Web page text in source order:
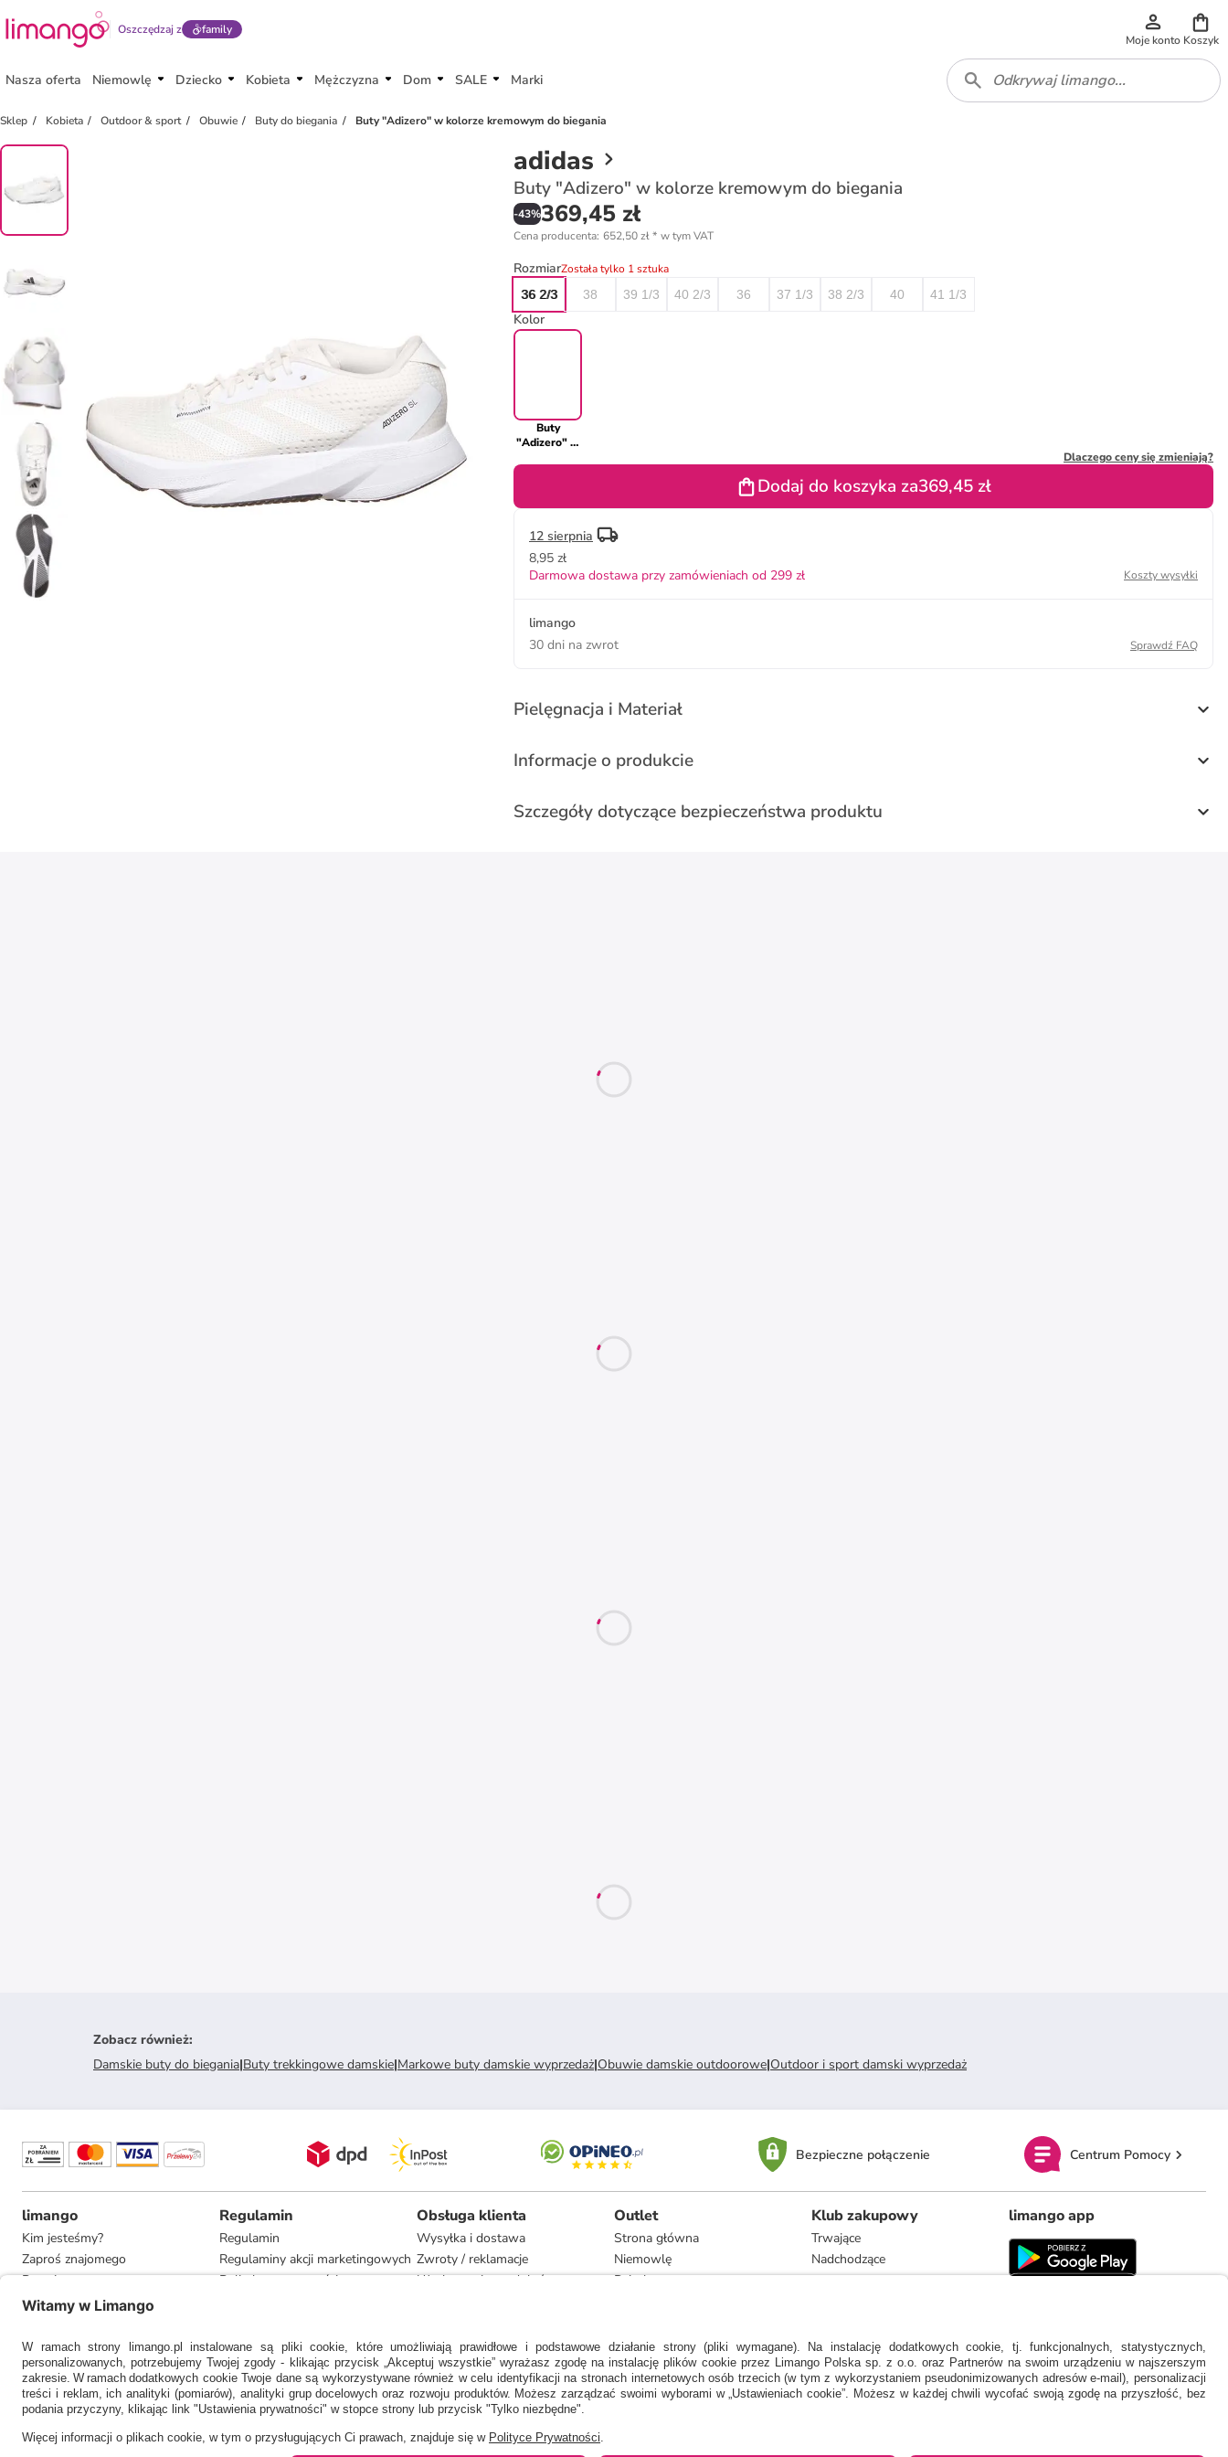
Oszczędzaj z family
Moje konto Koszyk
Nasza oferta Niemowlę Dziecko Kobieta Mężczyzna Dom SALE Marki
Sklep Kobieta Outdoor & sport Obuwie Buty do biegania Buty "Adizero" w kolorze kremowym do biegania
adidas
Buty "Adizero" w kolorze kremowym do biegania
-43%369,45 zł
Cena producenta: 652,50 zł* w tym VAT
RozmiarZostała tylko 1 sztuka
36 2/3
38 39 1/3 40 2/3 36 37 1/3 38 2/3 40 41 1/3
Kolor
Buty
"Adizero" w
Dlaczego ceny się zmieniają?
Dodaj do koszyka za369,45 zł
12 sierpnia
8,95 zł
Darmowa dostawa przy zamówieniach od 299 zł
Koszty wysyłki
limango
30 dni na zwrot
Sprawdź FAQ
Pielęgnacja i Materiał
Informacje o produkcie
Szczegóły dotyczące bezpieczeństwa produktu
Zobacz również:
Damskie buty do biegania|Buty trekkingowe damskie|Markowe buty damskie wyprzedaż|Obuwie damskie outdoorowe|Outdoor i sport damski wyprzedaż
Bezpieczne połączenie Centrum Pomocy
limango
Kim jesteśmy?
Zaproś znajomego
Pracuj u nas
Informacje dla prasy
Regulamin
Regulamin
Regulaminy akcji marketingowych
Polityka prywatności
Obsługa klienta
Wysyłka i dostawa
Zwroty / reklamacje
Użytkowanie produktów
Zgodność z umową i naprawa
Outlet
Strona główna
Niemowlę
Dziecko
Dom
Marki
Klub zakupowy
Trwające
Nadchodzące
limango app